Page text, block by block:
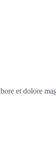
et dolore